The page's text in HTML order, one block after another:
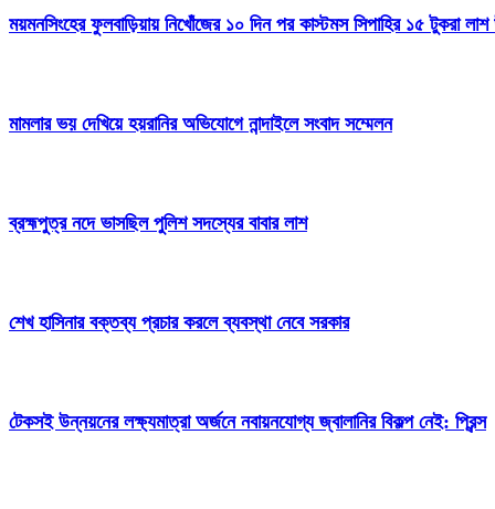
ময়মনসিংহের ফুলবাড়িয়ায় নিখোঁজের ১০ দিন পর কাস্টমস সিপাহির ১৫ টুকরা লাশ
মামলার ভয় দেখিয়ে হয়রানির অভিযোগে নান্দাইলে সংবাদ সম্মেলন
ব্রহ্মপুত্র নদে ভাসছিল পুলিশ সদস্যের বাবার লাশ
শেখ হাসিনার বক্তব্য প্রচার করলে ব্যবস্থা নেবে সরকার
টেকসই উন্নয়নের লক্ষ্যমাত্রা অর্জনে নবায়নযোগ্য জ্বালানির বিকল্প নেই: প্রিন্স